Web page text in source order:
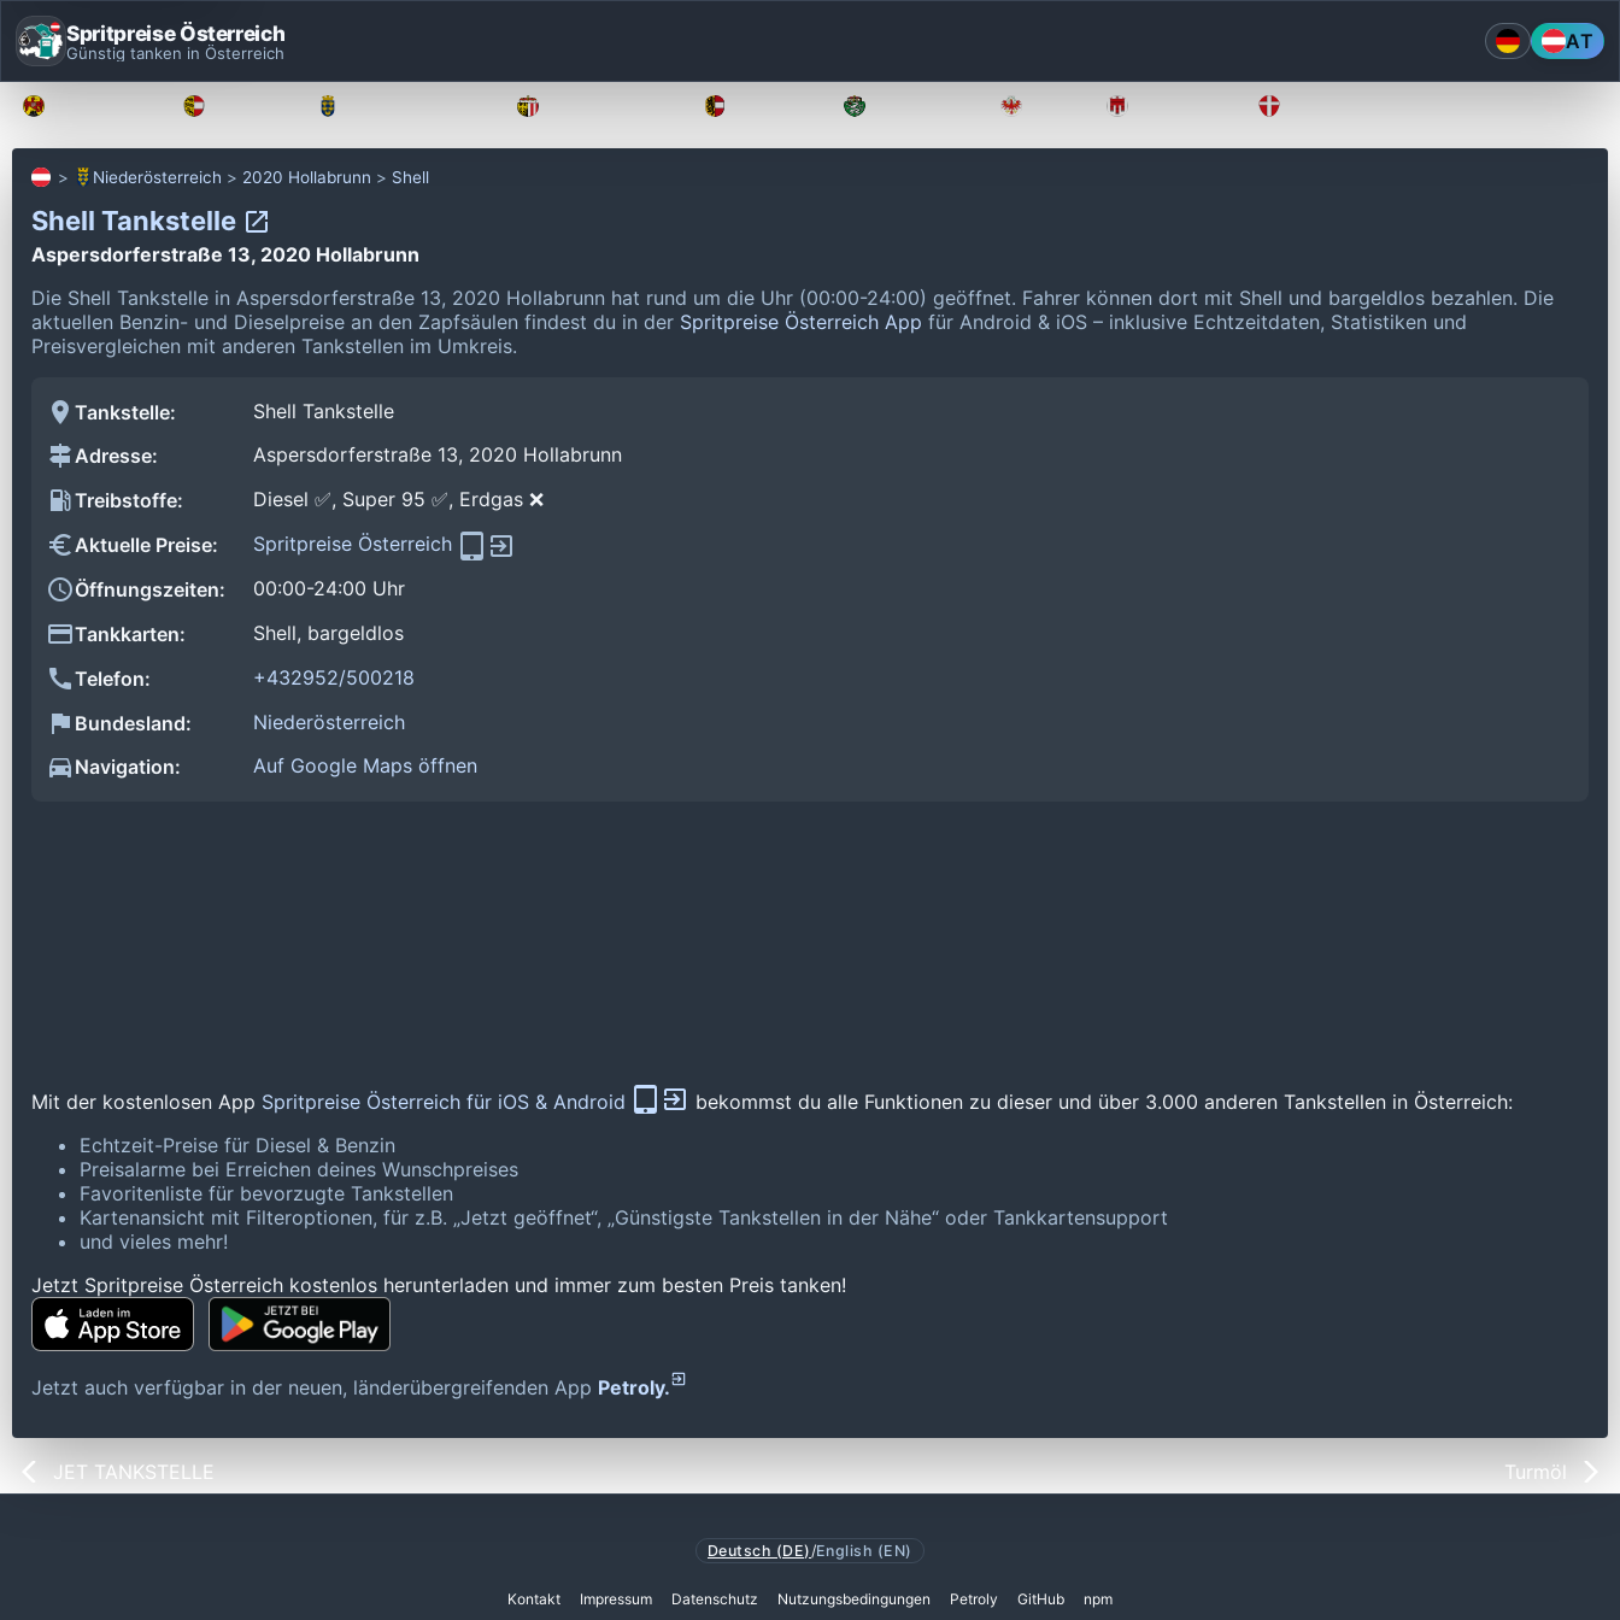
Spritpreise Österreich
Günstig tanken in Österreich AT
Niederösterreich 2020 Hollabrunn Shell
Shell Tankstelle
Aspersdorferstraße 13, 2020 Hollabrunn
Die Shell Tankstelle in Aspersdorferstraße 13, 2020 Hollabrunn hat rund um die Uhr (00:00-24:00) geöffnet. Fahrer können dort mit Shell und bargeldlos bezahlen. Die
aktuellen Benzin- und Dieselpreise an den Zapfsäulen findest du in der Spritpreise Österreich App für Android & iOS – inklusive Echtzeitdaten, Statistiken und
Preisvergleichen mit anderen Tankstellen im Umkreis.
Tankstelle:
Shell Tankstelle
Adresse:
Aspersdorferstraße 13, 2020 Hollabrunn
Treibstoffe:
Diesel ✅, Super 95 ✅, Erdgas ❌
Aktuelle Preise:
Spritpreise Österreich
Öffnungszeiten:
00:00-24:00 Uhr
Tankkarten:
Shell, bargeldlos
Telefon:
+432952/500218
Bundesland:
Niederösterreich
Navigation:
Auf Google Maps öffnen
Mit der kostenlosen App Spritpreise Österreich für iOS & Android
bekommst du alle Funktionen zu dieser und über 3.000 anderen Tankstellen in Österreich:
Echtzeit-Preise für Diesel & Benzin
Preisalarme bei Erreichen deines Wunschpreises
Favoritenliste für bevorzugte Tankstellen
Kartenansicht mit Filteroptionen, für z.B. „Jetzt geöffnet“, „Günstigste Tankstellen in der Nähe“ oder Tankkartensupport
und vieles mehr!
Jetzt Spritpreise Österreich kostenlos herunterladen und immer zum besten Preis tanken!
Jetzt auch verfügbar in der neuen, länderübergreifenden App Petroly.
JET TANKSTELLE Turmöl
Deutsch (DE) /English (EN)
Kontakt Impressum Datenschutz Nutzungsbedingungen Petroly GitHub npm